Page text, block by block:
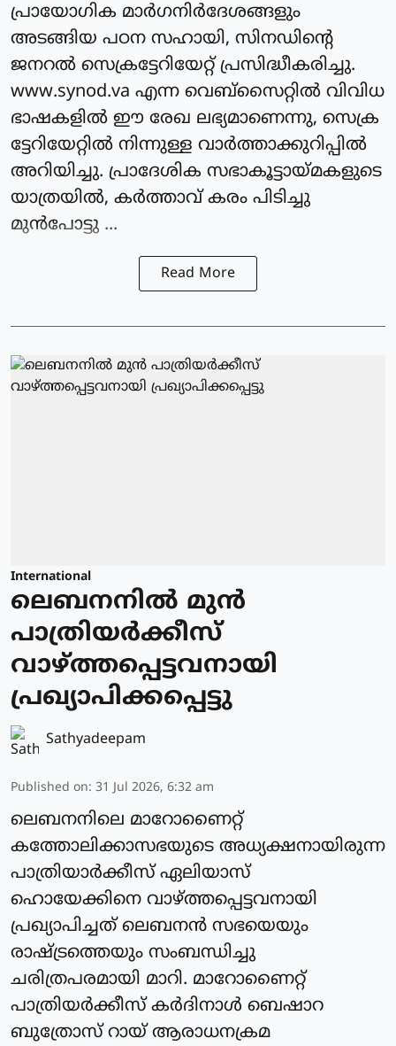
പ്രായോഗിക മാർഗനിർദേശങ്ങളും
അടങ്ങിയ പഠന സഹായി, സിനഡിന്റെ
ജനറല്‍ സെക്രട്ടേറിയേറ്റ് പ്രസിദ്ധീകരിച്ചു.
www.synod.va എന്ന വെബ്സൈറ്റില്‍ വിവിധ
ഭാഷകളില്‍ ഈ രേഖ ലഭ്യമാണെന്നു, സെക്ര
ട്ടേറിയേറ്റില്‍ നിന്നുള്ള വാര്‍ത്താക്കുറിപ്പില്‍
അറിയിച്ചു. പ്രാദേശിക സഭാകൂട്ടായ്മകളുടെ
യാത്രയില്‍, കര്‍ത്താവ് കരം പിടിച്ചു
മുന്‍പോട്ടു ...
Read More
International
ലെബനനില്‍ മുന്‍
പാത്രിയര്‍ക്കീസ്
വാഴ്ത്തപ്പെട്ടവനായി
പ്രഖ്യാപിക്കപ്പെട്ടു
Sathyadeepam
Published on: 31 Jul 2026, 6:32 am
ലെബനനിലെ മാറോണൈറ്റ്
കത്തോലിക്കാസഭയുടെ അധ്യക്ഷനായിരുന്ന
പാത്രിയാര്‍ക്കീസ് ഏലിയാസ്
ഹൊയേക്കിനെ വാഴ്ത്തപ്പെട്ടവനായി
പ്രഖ്യാപിച്ചത് ലെബനന്‍ സഭയെയും
രാഷ്ട്രത്തെയും സംബന്ധിച്ചു
ചരിത്രപരമായി മാറി. മാറോണൈറ്റ്
പാത്രിയര്‍ക്കീസ് കർദിനാള്‍ ബെഷാറ
ബുത്രോസ് റായ് ആരാധനക്രമ